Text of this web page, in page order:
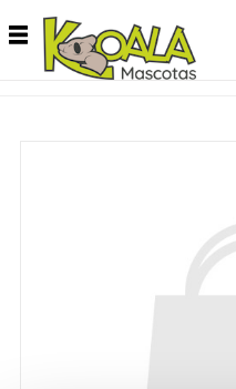
Saltar al contenido